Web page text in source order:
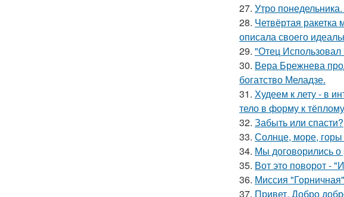
27. Утро
28. Четвёртая
описала своего
29. "Отец Использовал
30. Вера Брежнева
богатство Меладзе.
31. Худеем к лету - в
тело в форму к
32. Забыть или спасти?
33. Солнце, море, горы
34. Мы договорились о
35. Вот это поворот -
36. Миссия
37. Привет. Добро